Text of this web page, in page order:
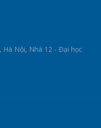
Hà Nội, Nhà 12 - Đại học